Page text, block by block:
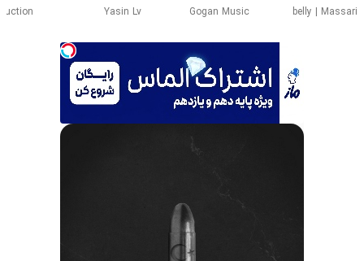
belly | Massari
Gogan Music
Yasin Lv